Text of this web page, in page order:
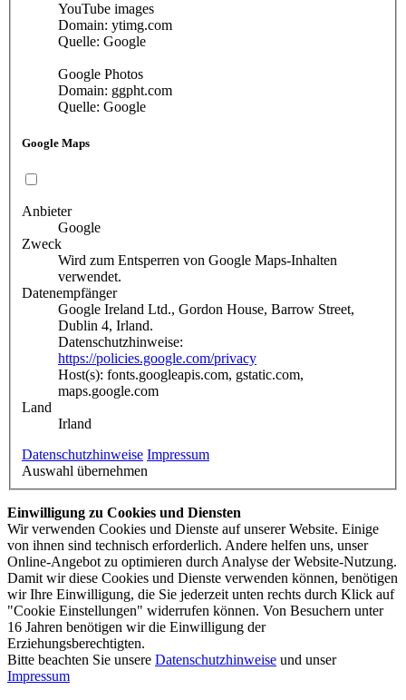
YouTube images
Domain: ytimg.com
Quelle: Google
Google Photos
Domain: ggpht.com
Quelle: Google
Google Maps
Anbieter
Google
Zweck
Wird zum Entsperren von Google Maps-Inhalten
verwendet.
Datenempfänger
Google Ireland Ltd., Gordon House, Barrow Street,
Dublin 4, Irland.
Datenschutzhinweise:
https://policies.google.com/privacy
Host(s): fonts.googleapis.com, gstatic.com,
maps.google.com
Land
Irland
Datenschutzhinweise Impressum
Auswahl übernehmen
Einwilligung zu Cookies und Diensten
Wir verwenden Cookies und Dienste auf unserer Website. Einige
von ihnen sind technisch erforderlich. Andere helfen uns, unser
Online-Angebot zu optimieren durch Analyse der Website-Nutzung.
Damit wir diese Cookies und Dienste verwenden können, benötigen
wir Ihre Einwilligung, die Sie jederzeit unten rechts durch Klick auf
"Cookie Einstellungen" widerrufen können. Von Besuchern unter
16 Jahren benötigen wir die Einwilligung der
Erziehungsberechtigten.
Bitte beachten Sie unsere Datenschutzhinweise und unser
Impressum